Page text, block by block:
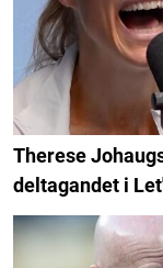
Therese
deltagandet i